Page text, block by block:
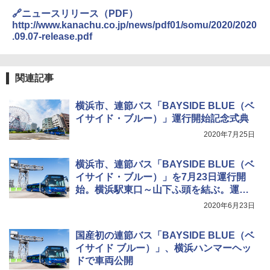
🔗ニュースリリース（PDF）
http://www.kanachu.co.jp/news/pdf01/somu/2020/2020
.09.07-release.pdf
関連記事
横浜市、連節バス「BAYSIDE BLUE（ベ
イサイド・ブルー）」運行開始記念式典
2020年7月25日
横浜市、連節バス「BAYSIDE BLUE（ベ
イサイド・ブルー）」を7月23日運行開
始。横浜駅東口～山下ふ頭を結ぶ。運賃
2020年6月23日
国産初の連節バス「BAYSIDE BLUE（ベ
イサイド ブルー）」、横浜ハンマーヘッ
ドで車両公開